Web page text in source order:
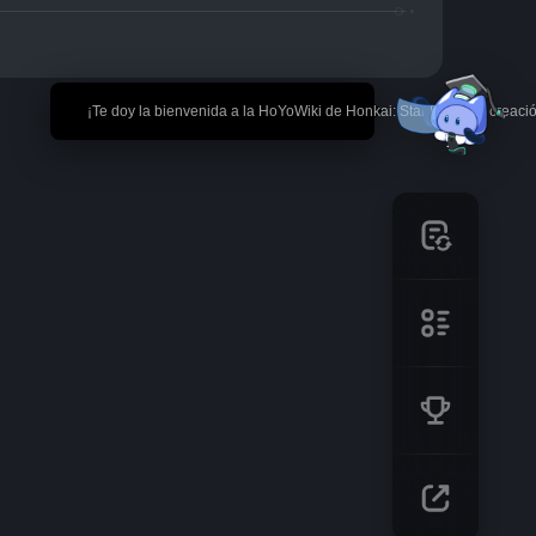
🎉 ¡Te doy la bienvenida a la HoYoWiki de Honkai: Star Rail! *La